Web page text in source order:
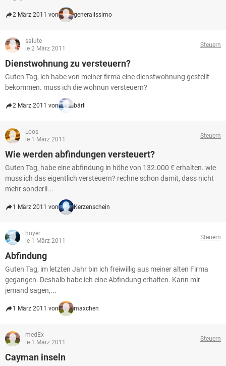
2 März 2011 von generalissimo
salute
le 2 März 2011
Steuern
Dienstwohnung zu versteuern?
Guten Tag, ich habe von meiner firma eine dienstwohnung gestellt
bekommen. muss ich die wohnun versteuern?
2 März 2011 von bärli
Loos
le 1 März 2011
Steuern
Wie werden abfindungen versteuert?
Guten Tag, habe eine abfindung in höhe von 132.000 € erhalten. wie
muss ich das eigentlich versteuern? rechne schon damit, dass nicht
mehr sonderli...
1 März 2011 von Kerzenschein
hoyer
le 1 März 2011
Steuern
Abfindung
Guten Tag, im letzten Jahr bin ich freiwillig aus meiner alten Firma
gegangen. Deshalb habe ich eine Abfindung erhalten. Kann mir
jemand sagen,...
1 März 2011 von maxchen
medEx
le 1 März 2011
Steuern
Cayman inseln